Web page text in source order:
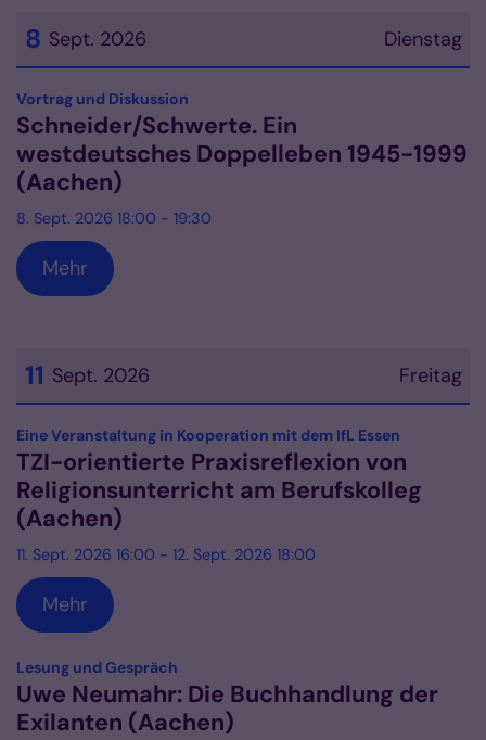
Dienstag
8 Sept. 2026
Datum: 8. September 2026
Vortrag und Diskussion
Schneider/Schwerte. Ein
westdeutsches Doppelleben 1945-1999
(Aachen)
8. Sept. 2026 18:00 - 19:30
Mehr
Freitag
11 Sept. 2026
Datum: 11. September 2026
Eine Veranstaltung in Kooperation mit dem IfL Essen
TZI-orientierte Praxisreflexion von
Religionsunterricht am Berufskolleg
(Aachen)
11. Sept. 2026 16:00 - 12. Sept. 2026 18:00
Mehr
Lesung und Gespräch
Uwe Neumahr: Die Buchhandlung der
Exilanten (Aachen)